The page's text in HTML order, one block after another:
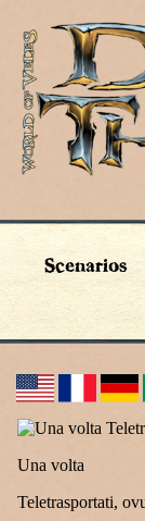
Scenarios
Una volta
Teletrasportati,